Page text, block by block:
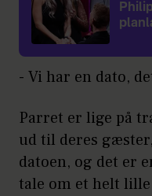
- Vi har en dato,
Parret er lige på
ud til deres
datoen, og det er
tale om et helt